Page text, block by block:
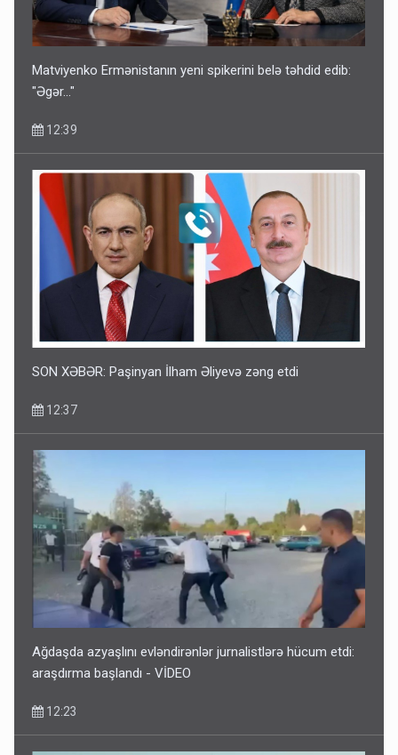
Matviyenko Ermənistanın yeni spikerini belə təhdid edib:
"Əgər..."
12:39
SON XƏBƏR: Paşinyan İlham Əliyevə zəng etdi
12:37
Ağdaşda azyaşlını evləndirənlər jurnalistlərə hücum etdi:
araşdırma başlandı - VİDEO
12:23